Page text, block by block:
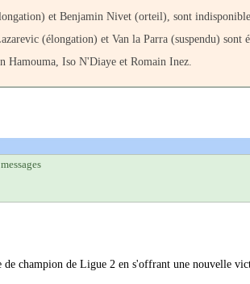
et Benjamin Nivet (orteil), sont
(élongation) et Van la Parra (suspendu) sont
Hamouma, Iso N'Diaye et Romain Inez.
champion de Ligue 2 en s'offrant une nouvelle